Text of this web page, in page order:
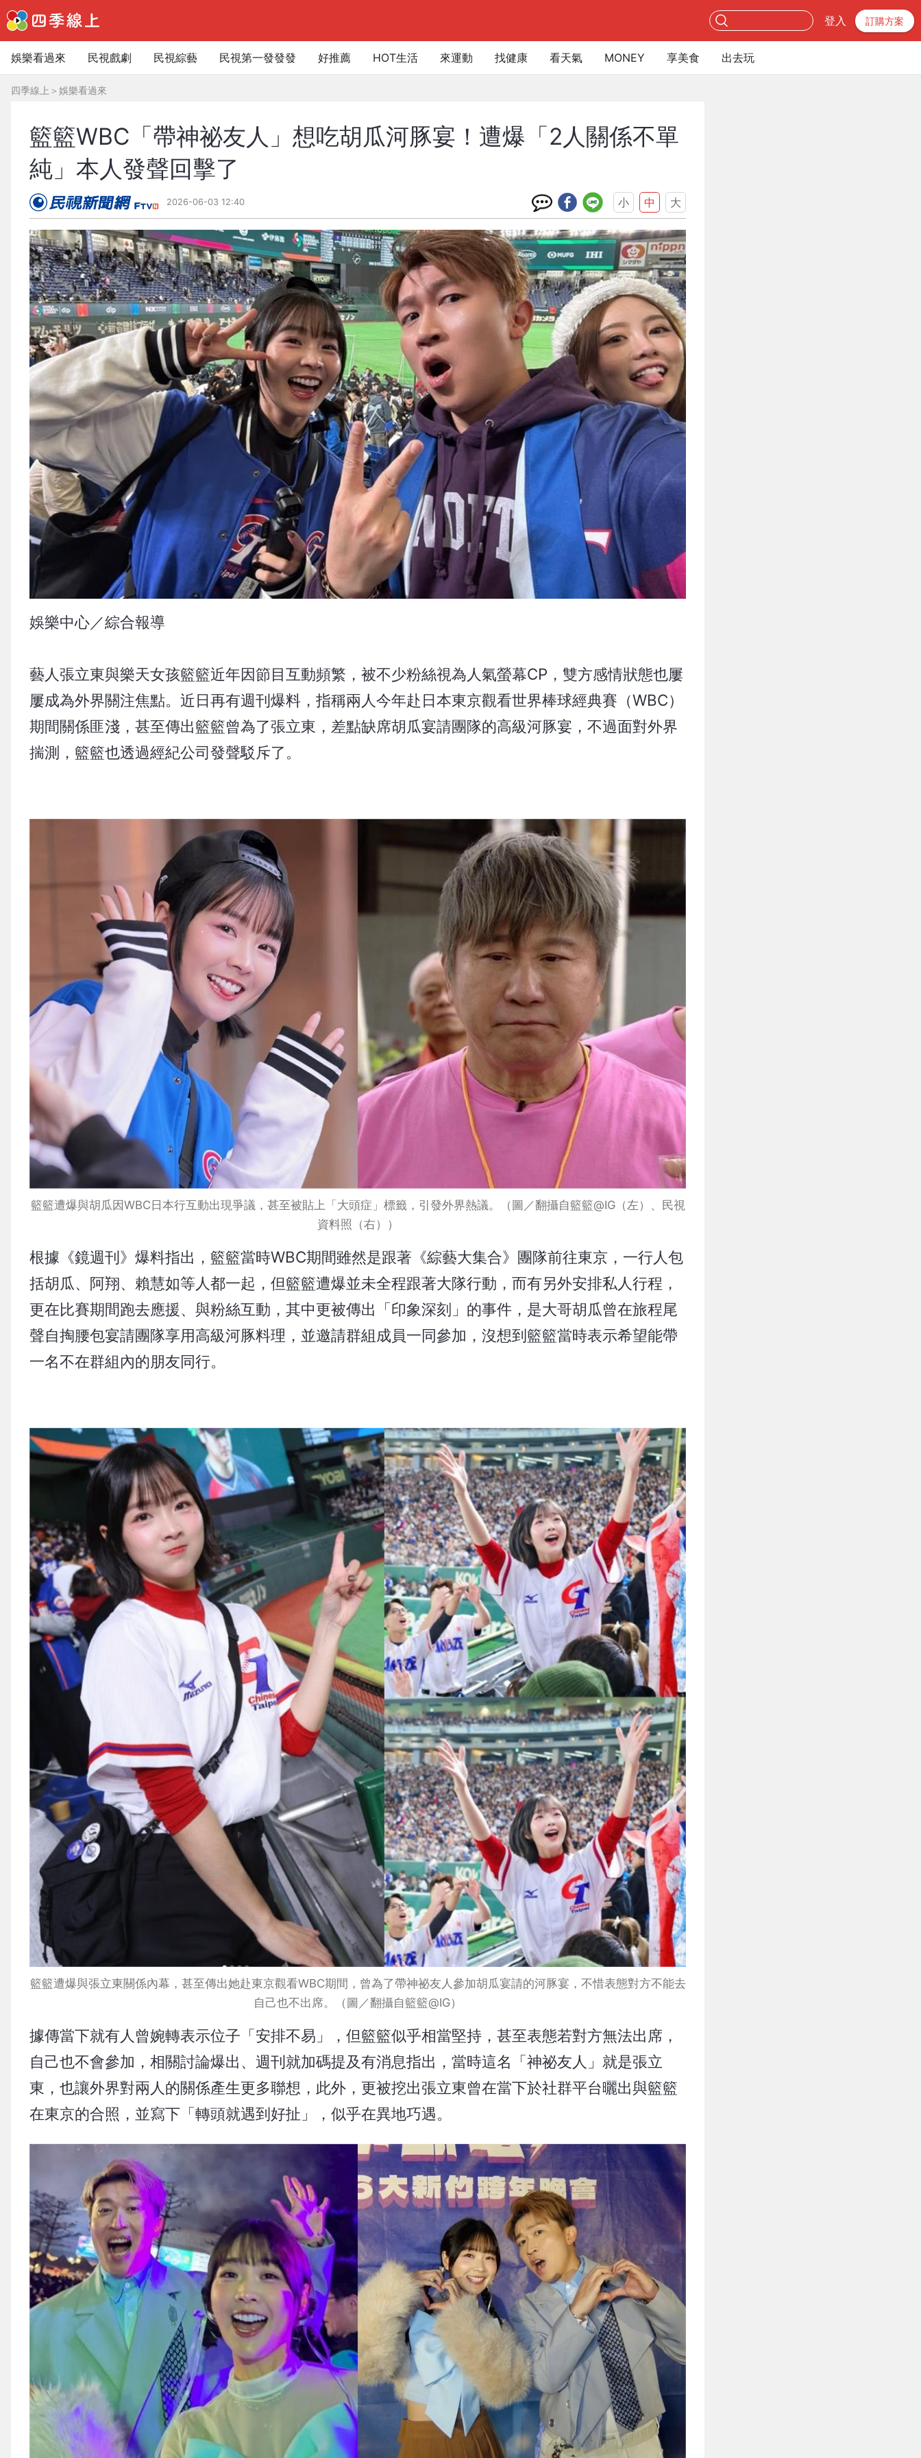
登入 訂購方案
娛樂看過來 民視戲劇 民視綜藝 民視第一發發發 好推薦 HOT生活 來運動 找健康 看天氣 MONEY 享美食 出去玩
四季線上 ＞ 娛樂看過來
籃籃WBC「帶神祕友人」想吃胡瓜河豚宴！遭爆「2人關係不單
純」本人發聲回擊了
2026-06-03 12:40 小 中 大
娛樂中心／綜合報導
藝人張立東與樂天女孩籃籃近年因節目互動頻繁，被不少粉絲視為人氣螢幕CP，雙方感情狀態也屢
屢成為外界關注焦點。近日再有週刊爆料，指稱兩人今年赴日本東京觀看世界棒球經典賽（WBC）
期間關係匪淺，甚至傳出籃籃曾為了張立東，差點缺席胡瓜宴請團隊的高級河豚宴，不過面對外界
揣測，籃籃也透過經紀公司發聲駁斥了。
籃籃遭爆與胡瓜因WBC日本行互動出現爭議，甚至被貼上「大頭症」標籤，引發外界熱議。（圖／翻攝自籃籃@IG（左）、民視
資料照（右））
根據《鏡週刊》爆料指出，籃籃當時WBC期間雖然是跟著《綜藝大集合》團隊前往東京，一行人包
括胡瓜、阿翔、賴慧如等人都一起，但籃籃遭爆並未全程跟著大隊行動，而有另外安排私人行程，
更在比賽期間跑去應援、與粉絲互動，其中更被傳出「印象深刻」的事件，是大哥胡瓜曾在旅程尾
聲自掏腰包宴請團隊享用高級河豚料理，並邀請群組成員一同參加，沒想到籃籃當時表示希望能帶
一名不在群組內的朋友同行。
籃籃遭爆與張立東關係內幕，甚至傳出她赴東京觀看WBC期間，曾為了帶神祕友人參加胡瓜宴請的河豚宴，不惜表態對方不能去
自己也不出席。（圖／翻攝自籃籃@IG）
據傳當下就有人曾婉轉表示位子「安排不易」，但籃籃似乎相當堅持，甚至表態若對方無法出席，
自己也不會參加，相關討論爆出、週刊就加碼提及有消息指出，當時這名「神祕友人」就是張立
東，也讓外界對兩人的關係產生更多聯想，此外，更被挖出張立東曾在當下於社群平台曬出與籃籃
在東京的合照，並寫下「轉頭就遇到好扯」，似乎在異地巧遇。